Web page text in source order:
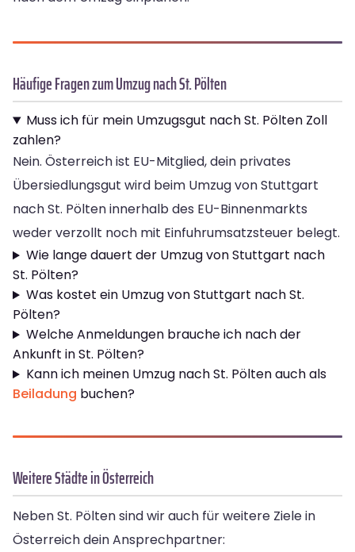
Häufige Fragen zum Umzug nach St. Pölten
Muss ich für mein Umzugsgut nach St. Pölten Zoll
zahlen?
Nein. Österreich ist EU-Mitglied, dein privates
Übersiedlungsgut wird beim Umzug von Stuttgart
nach St. Pölten innerhalb des EU-Binnenmarkts
weder verzollt noch mit Einfuhrumsatzsteuer belegt.
Wie lange dauert der Umzug von Stuttgart nach
St. Pölten?
Was kostet ein Umzug von Stuttgart nach St.
Pölten?
Welche Anmeldungen brauche ich nach der
Ankunft in St. Pölten?
Kann ich meinen Umzug nach St. Pölten auch als
Beiladung buchen?
Weitere Städte in Österreich
Neben St. Pölten sind wir auch für weitere Ziele in
Österreich dein Ansprechpartner: